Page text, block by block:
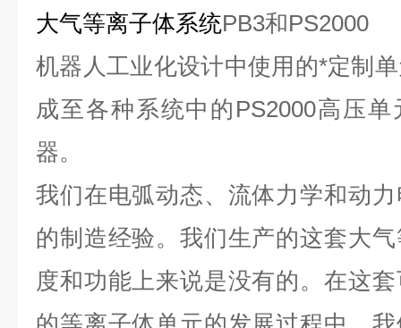
大气等离子体系统PB3和PS2000
机器人工业化设计中使用的*定制
成至各种系统中的PS2000高压
器。
我们在电弧动态、流体力学和动
的制造经验。我们生产的这套大
度和功能上来说是没有的。在这